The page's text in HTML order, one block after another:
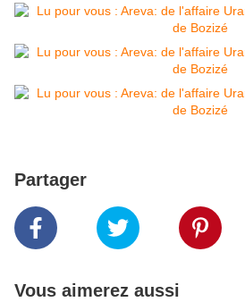
Partager
Vous aimerez aussi